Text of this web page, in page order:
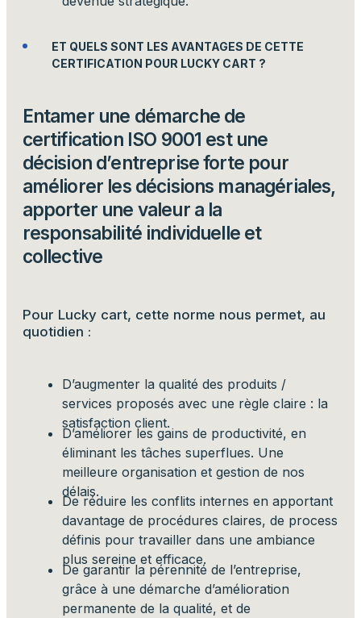
ET QUELS SONT LES AVANTAGES DE CETTE
CERTIFICATION POUR LUCKY CART ?
Entamer une démarche de
certification ISO 9001 est une
décision d’entreprise forte pour
améliorer les décisions managériales,
apporter une valeur a la
responsabilité individuelle et
collective
Pour Lucky cart, cette norme nous permet, au
quotidien :
D’augmenter la qualité des produits /
services proposés avec une règle claire : la
satisfaction client.
D’améliorer les gains de productivité, en
éliminant les tâches superflues. Une
meilleure organisation et gestion de nos
délais.
De réduire les conflits internes en apportant
davantage de procédures claires, de process
définis pour travailler dans une ambiance
plus sereine et efficace.
De garantir la pérennité de l’entreprise,
grâce à une démarche d’amélioration
permanente de la qualité, et de